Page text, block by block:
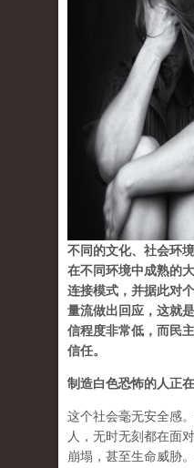
不同的文化、社会环
在不同环境中成熟的
连接模式，并据此对
量流做出回应，这就
信程度非常低，而民
信任。
制造白色恐怖的人正
这个社会毫无安全感
人，无时无刻都在面
崩塌，甚至生命威胁